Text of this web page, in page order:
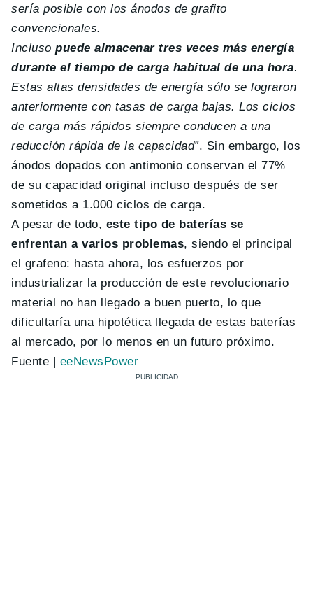
sería posible con los ánodos de grafito
convencionales.
Inclusopuede almacenar tres veces más energía
durante el tiempo de carga habitual de una hora.
Estas altas densidades de energía sólo se lograron
anteriormente con tasas de carga bajas. Los ciclos
de carga más rápidos siempre conducen a una
reducción rápida de la capacidad”. Sin embargo, los
ánodos dopados con antimonio conservan el 77%
de su capacidad original incluso después de ser
sometidos a 1.000 ciclos de carga.
A pesar de todo, este tipo de baterías se
enfrentan a varios problemas, siendo el principal
el grafeno: hasta ahora, los esfuerzos por
industrializar la producción de este revolucionario
material no han llegado a buen puerto, lo que
dificultaría una hipotética llegada de estas baterías
al mercado, por lo menos en un futuro próximo.
Fuente | eeNewsPower